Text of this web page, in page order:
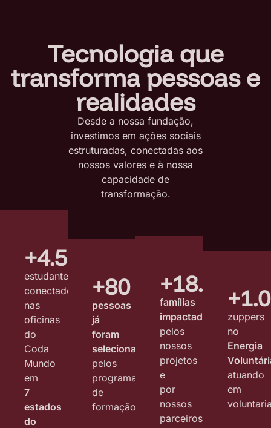
Tecnologia que
transforma pessoas e
realidades
Desde a nossa fundação,
investimos em ações sociais
estruturadas, conectadas aos
nossos valores e à nossa
capacidade de
transformação.
+4.500
estudantes
conectados
nas
oficinas
do
Coda
Mundo
em
7
estados
do
+80
pessoas
já
foram
selecionadas
pelos
programas
de
formação
+18.000
famílias
impactadas
pelos
nossos
projetos
e
por
nossos
parceiros
zuppers
no
Energia
atuando
em